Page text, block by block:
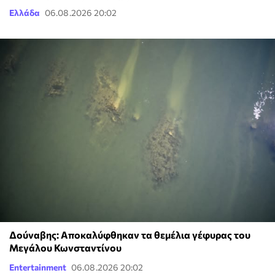
Ελλάδα 06.08.2026 20:02
Δούναβης: Αποκαλύφθηκαν τα θεμέλια γέφυρας του
Μεγάλου Κωνσταντίνου
Entertainment 06.08.2026 20:02